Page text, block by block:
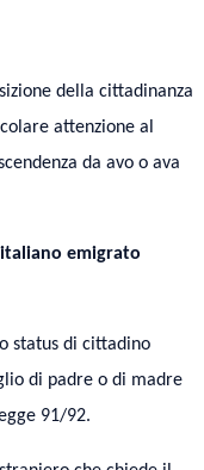
della cittadinanza
attenzione al
da avo o ava
emigrato
status di cittadino
di padre o di madre
91/92.